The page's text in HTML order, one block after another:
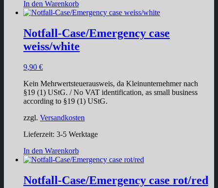
In den Warenkorb
Notfall-Case/Emergency case
weiss/white
9,90 €
Kein Mehrwertsteuerausweis, da Kleinunternehmer nach
§19 (1) UStG. / No VAT identification, as small business
according to §19 (1) UStG.
zzgl. Versandkosten
Lieferzeit: 3-5 Werktage
In den Warenkorb
Notfall-Case/Emergency case rot/red